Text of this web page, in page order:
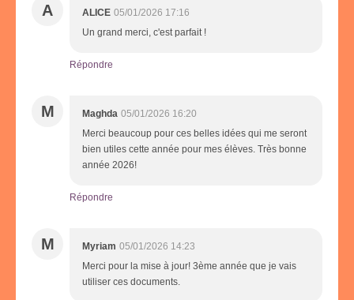
A ALICE 05/01/2026 17:16
Un grand merci, c'est parfait !
Répondre
M Maghda 05/01/2026 16:20
Merci beaucoup pour ces belles idées qui me seront
bien utiles cette année pour mes élèves. Très bonne
année 2026!
Répondre
M Myriam 05/01/2026 14:23
Merci pour la mise à jour! 3ème année que je vais
utiliser ces documents.